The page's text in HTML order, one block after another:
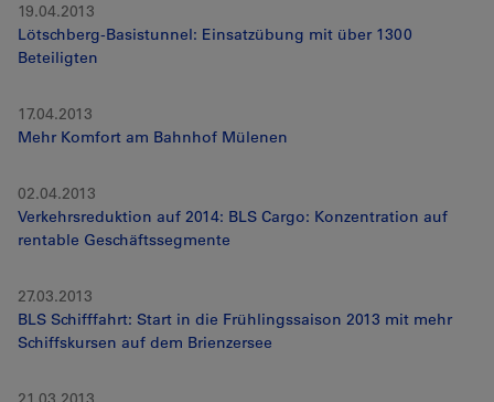
19.04.2013
Lötschberg-Basistunnel: Einsatzübung mit über 1300
Beteiligten
17.04.2013
Mehr Komfort am Bahnhof Mülenen
02.04.2013
Verkehrsreduktion auf 2014: BLS Cargo: Konzentration auf
rentable Geschäftssegmente
27.03.2013
BLS Schifffahrt: Start in die Frühlingssaison 2013 mit mehr
Schiffskursen auf dem Brienzersee